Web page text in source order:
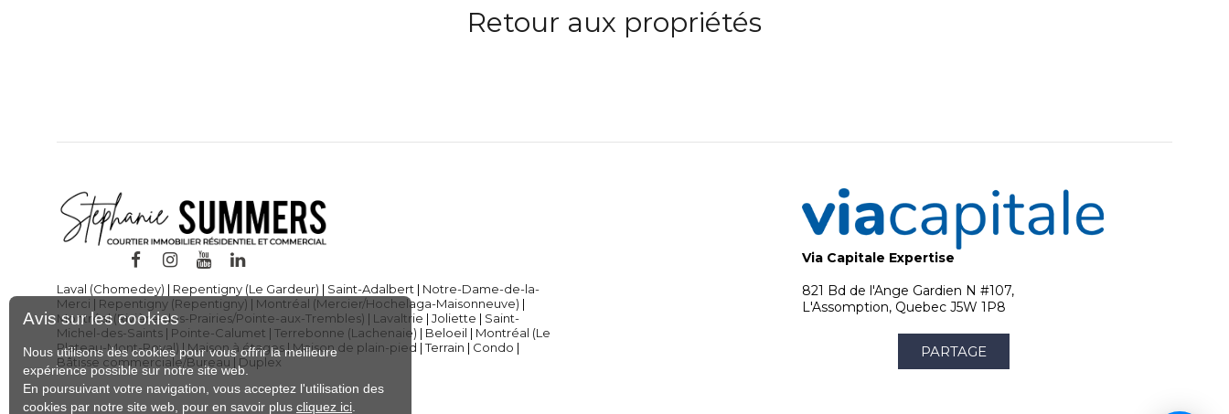
Retour aux propriétés
Laval (Chomedey) | Repentigny (Le Gardeur) | Saint-Adalbert | Notre-Dame-de-la-
Merci | Repentigny (Repentigny) | Montréal (Mercier/Hochelaga-Maisonneuve) |
Montréal (Rivière-des-Prairies/Pointe-aux-Trembles) | Lavaltrie | Joliette | Saint-
Michel-des-Saints | Pointe-Calumet | Terrebonne (Lachenaie) | Beloeil | Montréal (Le
Plateau-Mont-Royal)|Maison à étages|Maison de plain-pied |Terrain | Condo |
Bâtisse commerciale/Bureau | Duplex
Via Capitale Expertise
821 Bd de l'Ange Gardien N #107,
L'Assomption, Quebec J5W 1P8
PARTAGE
Avis sur les cookies
Nous utilisons des cookies pour vous offrir la meilleure
expérience possible sur notre site web.
En poursuivant votre navigation, vous acceptez l'utilisation des
cookies par notre site web, pour en savoir plus cliquez ici